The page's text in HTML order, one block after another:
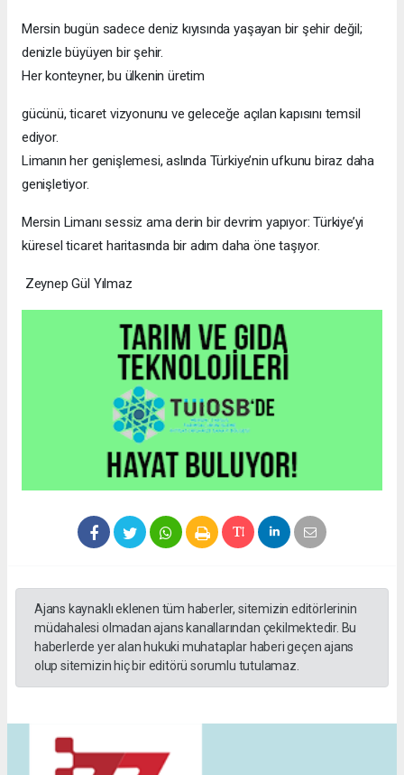
Mersin bugün sadece deniz kıyısında yaşayan bir şehir değil;
denizle büyüyen bir şehir.
Her konteyner, bu ülkenin üretim
gücünü, ticaret vizyonunu ve geleceğe açılan kapısını temsil
ediyor.
Limanın her genişlemesi, aslında Türkiye’nin ufkunu biraz daha
genişletiyor.
Mersin Limanı sessiz ama derin bir devrim yapıyor: Türkiye’yi
küresel ticaret haritasında bir adım daha öne taşıyor.
Zeynep Gül Yılmaz
Ajans kaynaklı eklenen tüm haberler, sitemizin editörlerinin
müdahalesi olmadan ajans kanallarından çekilmektedir. Bu
haberlerde yer alan hukuki muhataplar haberi geçen ajans
olup sitemizin hiç bir editörü sorumlu tutulamaz.